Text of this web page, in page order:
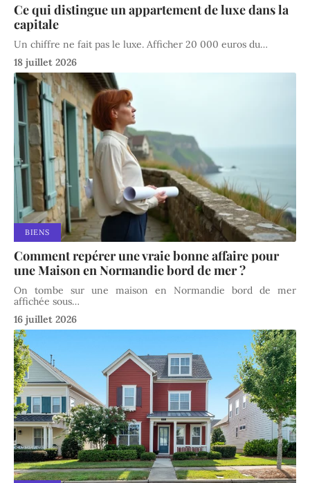
Ce qui distingue un appartement de luxe dans la
capitale
Un chiffre ne fait pas le luxe. Afficher 20 000 euros du…
18 juillet 2026
BIENS
Comment repérer une vraie bonne affaire pour
une Maison en Normandie bord de mer ?
On tombe sur une maison en Normandie bord de mer
affichée sous…
16 juillet 2026